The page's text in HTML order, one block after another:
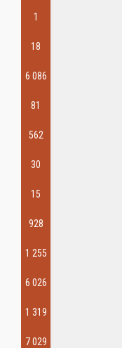
1
18
6 086
81
562
30
15
928
1 255
6 026
1 319
7 029